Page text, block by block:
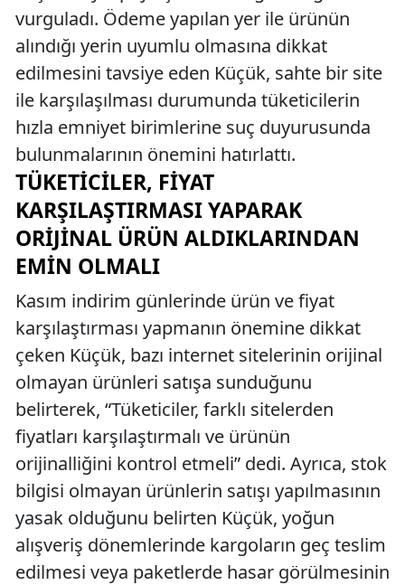
vurguladı. Ödeme yapılan yer ile ürünün
alındığı yerin uyumlu olmasına dikkat
edilmesini tavsiye eden Küçük, sahte bir site
ile karşılaşılması durumunda tüketicilerin
hızla emniyet birimlerine suç duyurusunda
bulunmalarının önemini hatırlattı.
TÜKETICILER, FIYAT
KARŞILAŞTIRMASI YAPARAK
ORIJINAL ÜRÜN ALDIKLARINDAN
EMIN OLMALI
Kasım indirim günlerinde ürün ve fiyat
karşılaştırması yapmanın önemine dikkat
çeken Küçük, bazı internet sitelerinin orijinal
olmayan ürünleri satışa sunduğunu
belirterek, “Tüketiciler, farklı sitelerden
fiyatları karşılaştırmalı ve ürünün
orijinalliğini kontrol etmeli” dedi. Ayrıca, stok
bilgisi olmayan ürünlerin satışı yapılmasının
yasak olduğunu belirten Küçük, yoğun
alışveriş dönemlerinde kargoların geç teslim
edilmesi veya paketlerde hasar görülmesinin